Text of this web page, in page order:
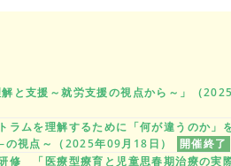
と支援～就労支援の視点から～」（
ラムを理解するために「何が違うのか」
視点～（2025年09月18日）
開催終了
修 「医療型療育と児童思春期治療の実